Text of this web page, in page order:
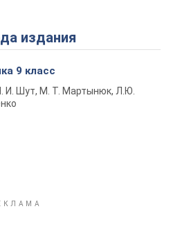
Play Video
издания
9 класс
И. Шут, М. Т. Мартынюк, Л.Ю.